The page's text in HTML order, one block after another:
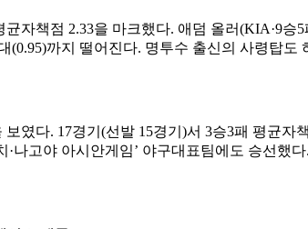
자책점 2.33을 마크했다. 애덤 올러(KIA·9승
까지 떨어진다. 명투수 출신의 사령탑도
였다. 17경기(선발 15경기)서 3승3패 평균자
고야 아시안게임’ 야구대표팀에도 승선했